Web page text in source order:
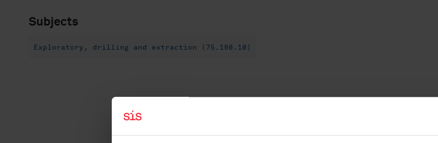
Subjects
Exploratory, drilling and extraction (75.180.10)